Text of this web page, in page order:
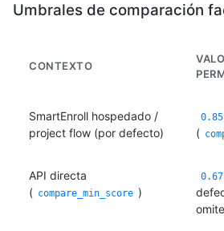
Umbrales de comparación
CONTEXTO
SmartEnroll hospedado /
project flow (por defecto)
0.85
(
API directa
( compare_min_score )
0.67